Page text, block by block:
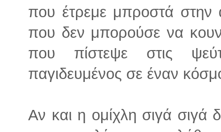
που έτρεμε μπροστά στην
που δεν μπορούσε να
που πίστεψε στις
παγιδευμένος σε έναν
Αν και η ομίχλη σιγά σιγά